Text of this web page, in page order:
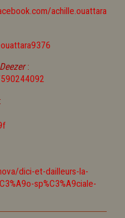
achille.ouattara
Deezer:
dici-et-dailleurs-la-
sp%C3%A9ciale-